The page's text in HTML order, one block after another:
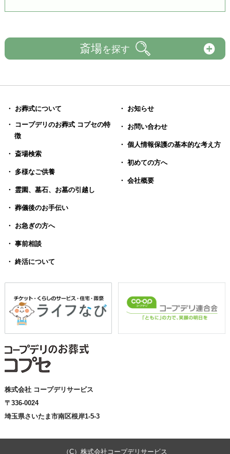
斎場を探す
株式会社 コープデリサービス
〒336-0024
埼玉県さいたま市南区根岸1-5-3
・ お葬式について
・ コープデリのお葬式 コプセの特
徴
・ 斎場検索
・ 多様なご供養
・ 霊園、墓石、お墓の引越し
・ 葬儀後のお手伝い
・ お急ぎの方へ
・ 事前相談
・ 終活について
・ お知らせ
・ お問い合わせ
・ 個人情報保護の基本的な考え方
・ 初めての方へ
・ 会社概要
（C）株式会社コープデリサービス